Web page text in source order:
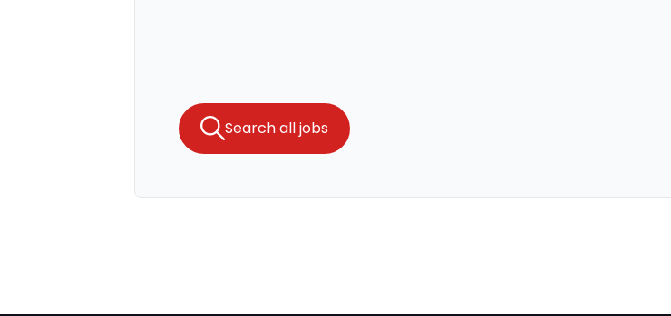
Search all jobs